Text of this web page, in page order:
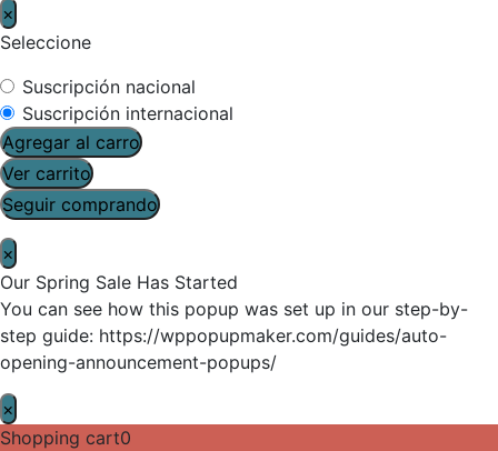
×
Seleccione
Suscripción nacional
Suscripción internacional
Agregar al carro
Ver carrito
Seguir comprando
×
Our Spring Sale Has Started
You can see how this popup was set up in our step-by-
step guide: https://wppopupmaker.com/guides/auto-
opening-announcement-popups/
×
Shopping cart0